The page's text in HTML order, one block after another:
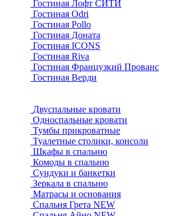
Гостиная Лофт СИТИ
Гостиная Odri
Гостиная Pollo
Гостиная Доната
Гостиная ICONS
Гостиная Riva
Гостиная Французкий Прованс
Гостиная Верди
Двуспальные кровати
Односпальные кровати
Тумбы прикроватные
Туалетные столики, консоли
Шкафы в спальню
Комоды в спальню
Сундуки и банкетки
Зеркала в спальню
Матрасы и основания
Спальня Грета NEW